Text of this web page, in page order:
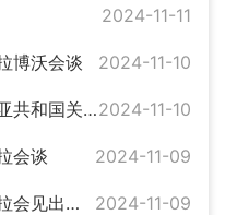
2024-11-11
博沃会谈 2024-11-10
中华人民共和国和印度尼西亚共和国关于推进全面战略伙伴关系和中印尼命运共同体建设的联合声明（全文）2024-11-10
会谈 2024-11-09
习近平同意大利总统马塔雷拉会见出席中意文化合作机制大会和中意大学校长对话会代表 2024-11-09